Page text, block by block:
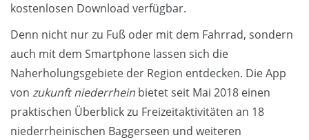
kostenlosen Download verfügbar.
Denn nicht nur zu Fuß oder mit dem Fahrrad, sondern
auch mit dem Smartphone lassen sich die
Naherholungsgebiete der Region entdecken. Die App
von zukunft niederrhein bietet seit Mai 2018 einen
praktischen Überblick zu Freizeitaktivitäten an 18
niederrheinischen Baggerseen und weiteren